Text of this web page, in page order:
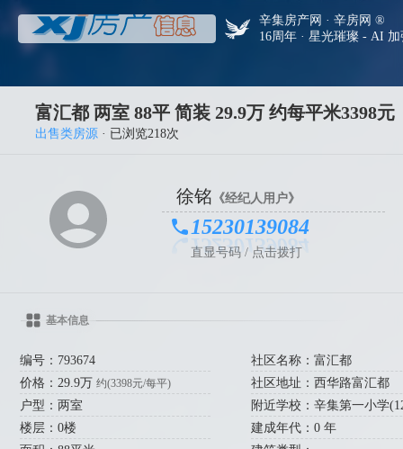
辛集房产网 · 辛房网 ®
16周年 · 星光璀璨 - AI
富汇都 两室 88平 简装 29.9万 约每平米3398元
出售类房源 · 已浏览218次
徐铭 《经纪人用户》
15230139084
直显号码 / 点击拨打
基本信息
编号：793674
价格：29.9万约(3398元/每平)
户型：两室
楼层：0楼
社区名称：富汇都
社区地址：西华路富汇都
附近学校：辛集第一小学
建成年代：0 年